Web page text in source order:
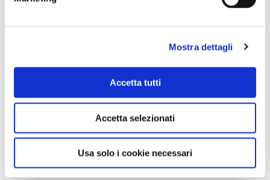
Mostra dettagli
Accetta tutti
Accetta selezionati
Usa solo i cookie necessari
COOPERATE
Who we are
The oil mill
LEARN